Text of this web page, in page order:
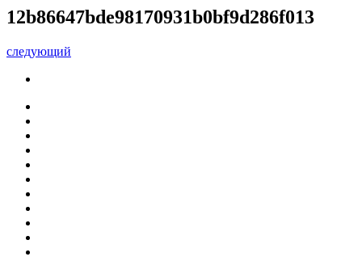
12b86647bde98170931b0bf9d286f013
следующий